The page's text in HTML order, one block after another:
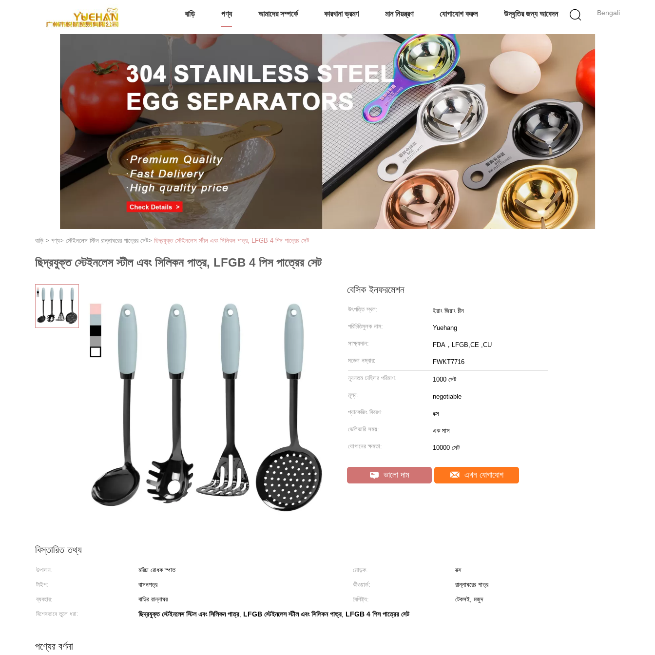
Bengali
বাড়ি পণ্য আমাদের সম্পর্কে কারখানা ভ্রমণ মান নিয়ন্ত্রণ যোগাযোগ করুন উদ্ধৃতির জন্য আবেদন
বাড়ি > পণ্য> স্টেইনলেস স্টিল রান্নাঘরের পাত্রের সেট> ছিদ্রযুক্ত স্টেইনলেস স্টীল এবং সিলিকন পাত্র, LFGB 4 পিস পাত্রের সেট
ছিদ্রযুক্ত স্টেইনলেস স্টীল এবং সিলিকন পাত্র, LFGB 4 পিস পাত্রের সেট
বেসিক ইনফরমেশন
উৎপত্তি স্থল: ইয়াং জিয়াং চীন
পরিচিতিমুলক নাম: Yuehang
সাক্ষ্যদান: FDA，LFGB,CE ,CU
মডেল নম্বার: FWKT7716
ন্যূনতম চাহিদার পরিমাণ: 1000 সেট
মূল্য: negotiable
প্যাকেজিং বিবরণ: বক্স
ডেলিভারি সময়: এক মাস
যোগানের ক্ষমতা: 10000 সেট
ভালো দাম এখন যোগাযোগ
বিস্তারিত তথ্য
উপাদান: মরিচা রোধক স্পাত মোড়ক:
বক্স
টাইপ:
বাসনপত্র কীওয়ার্ড:
রান্নাঘরের পাত্র
ব্যবহার:
বাড়ির রান্নাঘর বৈশিষ্ট্য:
টেকসই, মজুদ
বিশেষভাবে তুলে ধরা:
ছিদ্রযুক্ত স্টেইনলেস স্টিল এবং সিলিকন পাত্র, LFGB স্টেইনলেস স্টীল এবং সিলিকন পাত্র, LFGB 4 পিস পাত্রের সেট
পণ্যের বর্ণনা